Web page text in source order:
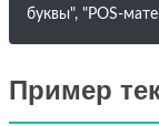
буквы", "POS-
Пример